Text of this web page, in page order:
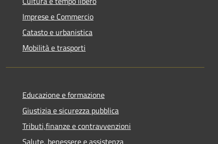
Imprese e Commercio
Catasto e urbanistica
Mobilità e trasporti
Educazione e formazione
Giustizia e sicurezza pubblica
Tributi,finanze e contravvenzioni
Salute, benessere e assistenza